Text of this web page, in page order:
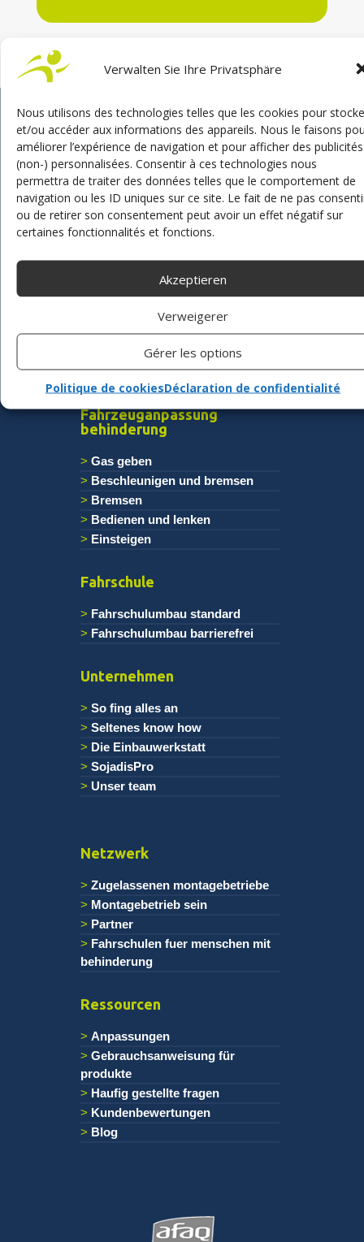
Verwalten Sie Ihre Privatsphäre
Nous utilisons des technologies telles que les cookies pour
et/ou accéder aux informations des appareils. Nous le faisons
améliorer l’expérience de navigation et pour afficher des publicités
(non-) personnalisées. Consentir à ces technologies nous
permettra de traiter des données telles que le comportement de
navigation ou les ID uniques sur ce site. Le fait de ne pas
ou de retirer son consentement peut avoir un effet négatif sur
certaines fonctionnalités et fonctions.
Akzeptieren
Verweigerer
Gérer les options
Politique de cookiesDéclaration de confidentialité
Französischer Hersteller von Fahrhilfen und Lösungen
für Fahrschulen
Fahrzeuganpassung
behinderung
Gas geben
Beschleunigen und bremsen
Bremsen
Bedienen und lenken
Einsteigen
Fahrschule
Fahrschulumbau standard
Fahrschulumbau barrierefrei
Unternehmen
So fing alles an
Seltenes know how
Die Einbauwerkstatt
SojadisPro
Unser team
Netzwerk
Zugelassenen montagebetriebe
Montagebetrieb sein
Partner
Fahrschulen fuer menschen mit
behinderung
Ressourcen
Anpassungen
Gebrauchsanweisung für
produkte
Haufig gestellte fragen
Kundenbewertungen
Blog